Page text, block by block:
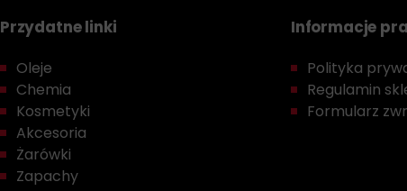
Przydatne linki
Oleje
Chemia
Kosmetyki
Akcesoria
Żarówki
Zapachy
Informacje
Polityka
Regulamin
Formularz